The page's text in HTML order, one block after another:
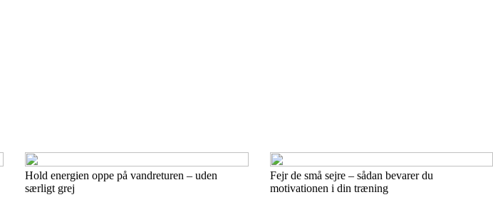
Hold energien oppe på vandreturen – uden
særligt grej
Fejr de små sejre – sådan bevarer du
motivationen i din træning